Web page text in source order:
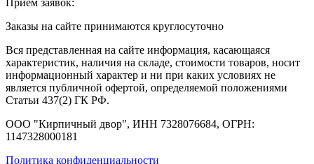
Прием заявок:
Заказы на сайте принимаются круглосуточно
Вся представленная на сайте информация, касающаяся
характеристик, наличия на складе, стоимости товаров, носит
информационный характер и ни при каких условиях не
является публичной офертой, определяемой положениями
Статьи 437(2) ГК РФ.
ООО "Кирпичный двор", ИНН 7328076684, ОГРН:
1147328000181
Политика конфиденциальности